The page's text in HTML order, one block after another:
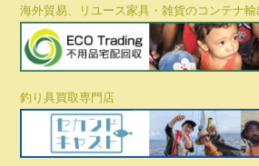
海外貿易、リユース家具・雑貨のコンテナ輸
釣り具買取専門店